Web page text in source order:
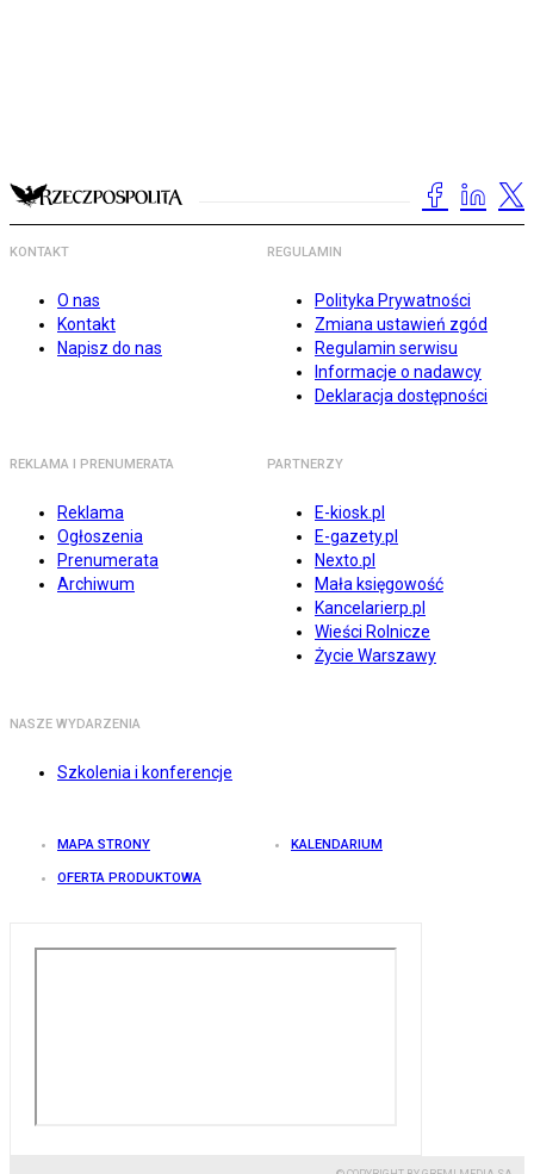
KONTAKT
O nas
Kontakt
Napisz do nas
REGULAMIN
Polityka Prywatności
Zmiana ustawień zgód
Regulamin serwisu
Informacje o nadawcy
Deklaracja dostępności
REKLAMA I PRENUMERATA
Reklama
Ogłoszenia
Prenumerata
Archiwum
PARTNERZY
E-kiosk.pl
E-gazety.pl
Nexto.pl
Mała księgowość
Kancelarierp.pl
Wieści Rolnicze
Życie Warszawy
NASZE WYDARZENIA
Szkolenia i konferencje
MAPA STRONY KALENDARIUM
OFERTA PRODUKTOWA